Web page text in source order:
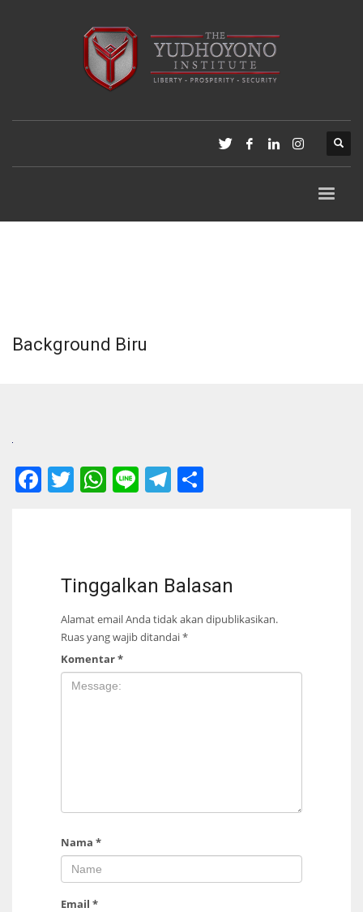
Background Biru
Facebook
Twitter
WhatsApp
LineTelegram
Tinggalkan Balasan
Alamat email Anda tidak akan dipublikasikan.
Ruas yang wajib ditandai*
Komentar*
Nama *
Email *